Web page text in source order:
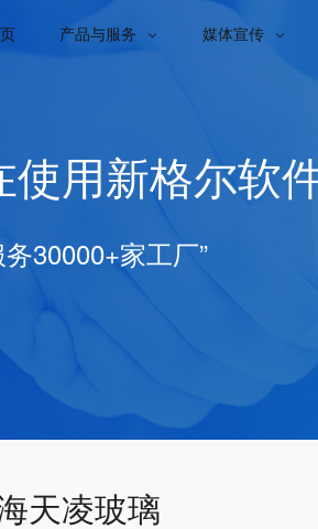
产品与服务  媒体宣传 
使用新格尔软
30000+家工厂”
天凌玻璃